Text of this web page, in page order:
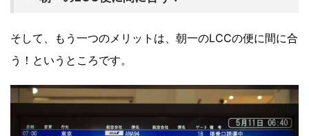
そして、もう一つのメリットは、朝一のLCCの便に間に合
う！というところです。